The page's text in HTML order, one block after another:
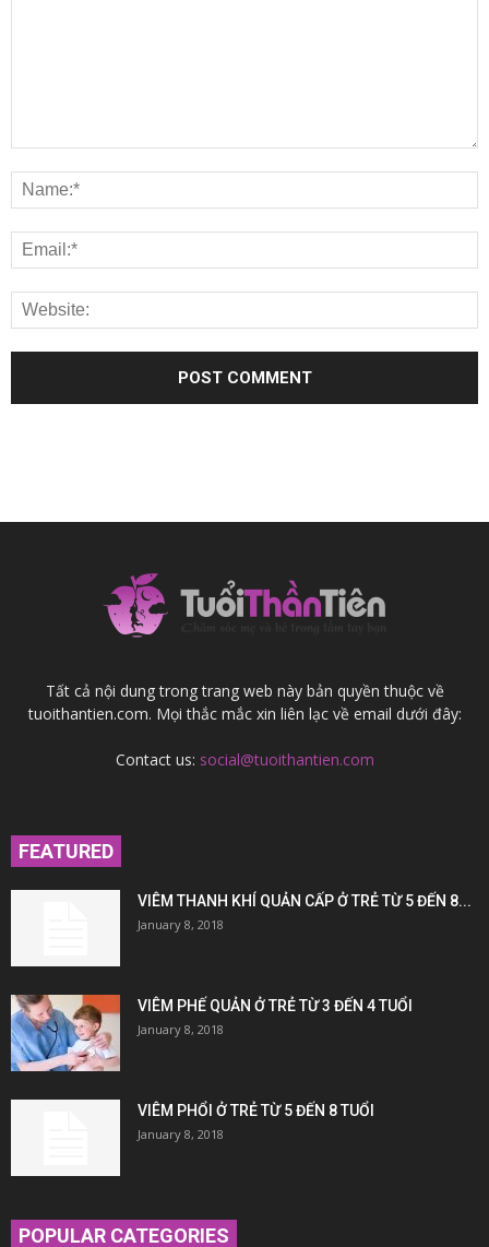
Tất cả nội dung trong trang web này bản quyền thuộc về
tuoithantien.com. Mọi thắc mắc xin liên lạc về email dưới đây:
Contact us: social@tuoithantien.com
FEATURED
VIÊM THANH KHÍ QUẢN CẤP Ở TRẺ TỪ 5 ĐẾN 8...
January 8, 2018
VIÊM PHẾ QUẢN Ở TRẺ TỪ 3 ĐẾN 4 TUỔI
January 8, 2018
VIÊM PHỔI Ở TRẺ TỪ 5 ĐẾN 8 TUỔI
January 8, 2018
POPULAR CATEGORIES